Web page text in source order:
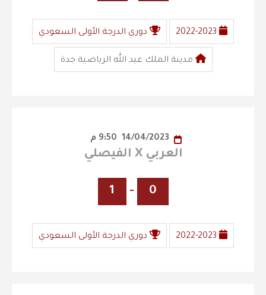
2022-2023 دوري الدرجة الأولى السعودي
مدينة الملك عبد الله الرياضية جدة
العربي X الفيصلي
0
-
1
2022-2023 دوري الدرجة الأولى السعودي